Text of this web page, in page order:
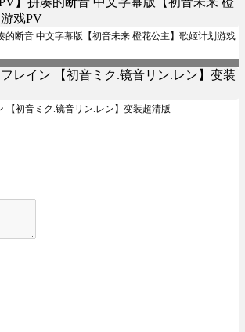
的断音 中文字幕版【初音未来 橙花公主】歌姬计划游戏
【初音ミク.镜音リン.レン】变装超清版